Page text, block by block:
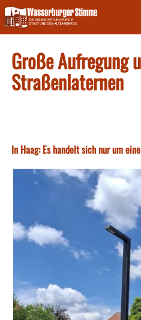
Skip
to
content
Große Aufregung
Straßenlaternen
In Haag: Es handelt sich nur um